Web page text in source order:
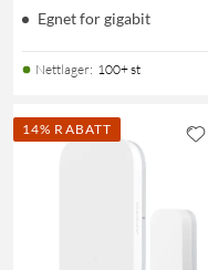
Egnet for gigabit
Nettlager: 100+ st
14% RABATT